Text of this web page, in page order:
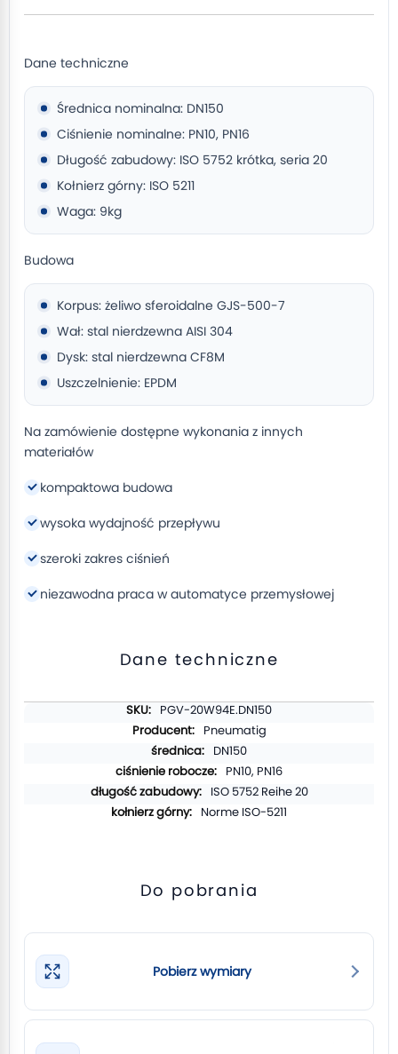
Dane techniczne
Średnica nominalna: DN150
Ciśnienie nominalne: PN10, PN16
Długość zabudowy: ISO 5752 krótka, seria 20
Kołnierz górny: ISO 5211
Waga: 9kg
Budowa
Korpus: żeliwo sferoidalne GJS-500-7
Wał: stal nierdzewna AISI 304
Dysk: stal nierdzewna CF8M
Uszczelnienie: EPDM
Na zamówienie dostępne wykonania z innych
materiałów
kompaktowa budowa
wysoka wydajność przepływu
szeroki zakres ciśnień
niezawodna praca w automatyce przemysłowej
Dane techniczne
PGV-20W94E.DN150
Pneumatig
DN150
PN10, PN16
ISO 5752 Reihe 20
Norme ISO-5211
Do pobrania
Pobierz wymiary